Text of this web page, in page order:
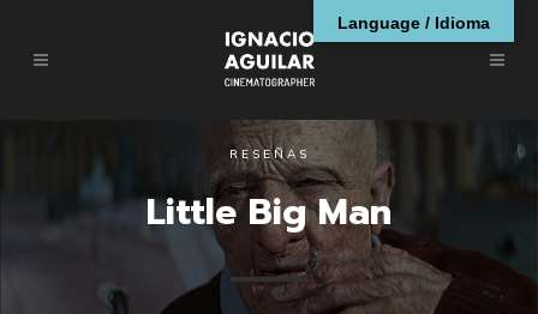
RESEÑAS
Little Big Man
Language / Idioma